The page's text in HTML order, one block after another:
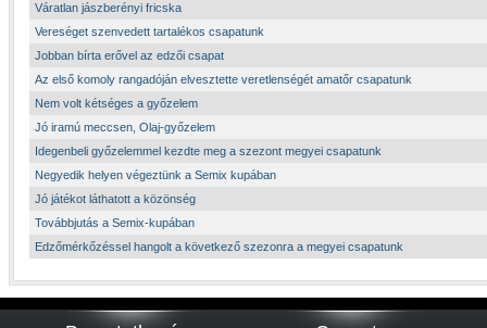
Váratlan jászberényi fricska
Vereséget szenvedett tartalékos csapatunk
Jobban bírta erővel az edzői csapat
Az első komoly rangadóján elvesztette veretlenségét amatőr csapatunk
Nem volt kétséges a győzelem
Jó iramú meccsen, Olaj-győzelem
Idegenbeli győzelemmel kezdte meg a szezont megyei csapatunk
Negyedik helyen végeztünk a Semix kupában
Jó játékot láthatott a közönség
Továbbjutás a Semix-kupában
Edzőmérkőzéssel hangolt a következő szezonra a megyei csapatunk